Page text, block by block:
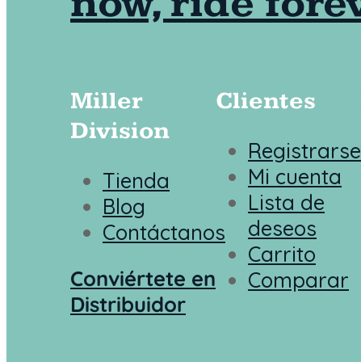
Miller
Division
Tienda
Blog
Contáctanos
Conviértete en
Distribuidor
Clientes
Registrarse
Mi cuenta
Lista de
deseos
Carrito
Comparar